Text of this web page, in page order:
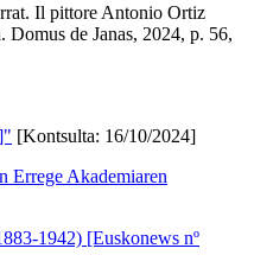
Il pittore Antonio Ortiz
Domus de Janas, 2024, p. 56,
[Kontsulta: 16/10/2024]
Errege Akademiaren
1942) [Euskonews nº